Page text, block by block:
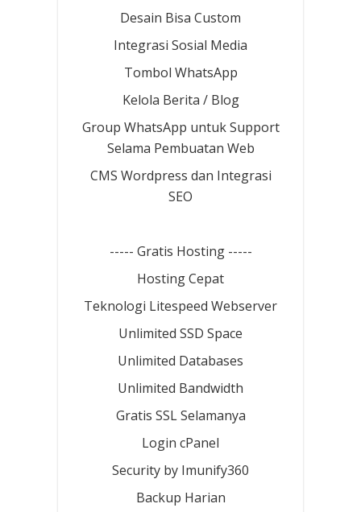
Desain Bisa Custom
Integrasi Sosial Media
Tombol WhatsApp
Kelola Berita / Blog
Group WhatsApp untuk Support
Selama Pembuatan Web
CMS Wordpress dan Integrasi
SEO
----- Gratis Hosting -----
Hosting Cepat
Teknologi Litespeed Webserver
Unlimited SSD Space
Unlimited Databases
Unlimited Bandwidth
Gratis SSL Selamanya
Login cPanel
Security by Imunify360
Backup Harian